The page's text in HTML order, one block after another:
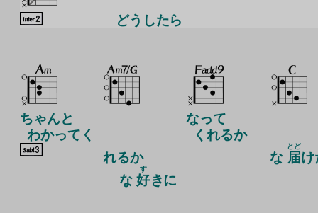
どうしたら
ちゃんと
わかってく
れるか
な 好
す
きに
なって
くれるか
な 届
とど
け